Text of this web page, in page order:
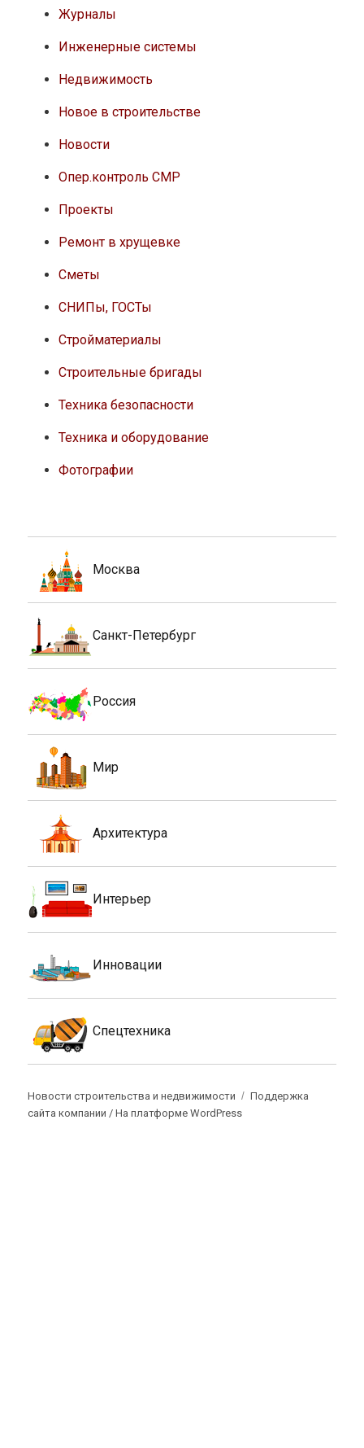
Журналы
Инженерные системы
Недвижимость
Новое в строительстве
Новости
Опер.контроль СМР
Проекты
Ремонт в хрущевке
Сметы
СНИПы, ГОСТы
Стройматериалы
Строительные бригады
Техника безопасности
Техника и оборудование
Фотографии
Москва
Санкт-Петербург
Россия
Мир
Архитектура
Интерьер
Инновации
Спецтехника
Новости строительства и недвижимости
Поддержка
сайта компании /На платформе WordPress